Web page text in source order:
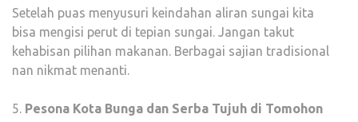
Setelah puas menyusuri keindahan aliran sungai kita
bisa mengisi perut di tepian sungai. Jangan takut
kehabisan pilihan makanan. Berbagai sajian tradisional
nan nikmat menanti.
5. Pesona Kota Bunga dan Serba Tujuh di Tomohon